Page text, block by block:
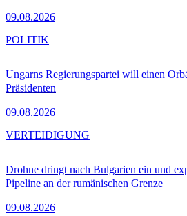
09.08.2026
Ungarns Regierungspartei will einen
Präsidenten
09.08.2026
POLITIK
Drohne dringt nach Bulgarien ein und
Pipeline an der rumänischen Grenze
09.08.2026
VERTEIDIGUNG